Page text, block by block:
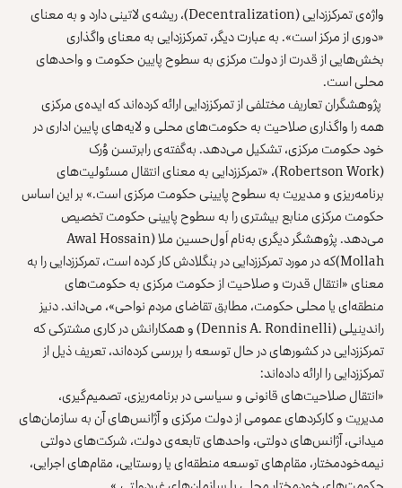
واژه‌ی تمرکززدایی (Decentralization)، ریشه‌ی لاتینی دارد و به معنای
«دوری از مرکز است». به عبارت دیگر، تمرکززدایی به معنای واگذاری
بخش‌هایی از قدرت از دولت مرکزی به سطوح پایین حکومت و واحدهای
محلی است.
پژوهشگران تعاریف مختلفی از تمرکززدایی ارائه کرده‌اند که ایده‌ی مرکزی
همه را واگذاری صلاحیت‌ به‌ حکومت‌های محلی و لایه‌های پایین اداری در
خود حکومت مرکزی، تشکیل می‌دهد. به‌گفته‌ی رابرتسن وُرک
(Robertson Work)، «تمرکززدایی به ‌معنای انتقال مسئولیت‌های
برنامه‌ریزی و مدیریت به‌ سطوح پایینی حکومت مرکزی است.» بر این اساس
حکومت مرکزی منابع بیشتری را به سطوح پایینی حکومت تخصیص
می‌دهد. پژوهشگر دیگری به‌نام اَول‌حسین ملا (Awal Hossain
Mollah)که در مورد تمرکززدایی در بنگلادش کار کرده است، تمرکززدایی را به
معنای «انتقال قدرت و صلاحیت از حکومت مرکزی به حکومت‌های
منطقه‌ای یا محلی حکومت، مطابق تقاضای مردم نواحی»، می‌داند. دنیز
راندینیلی (Dennis A. Rondinelli) و همکارانش در کاری مشترکی که
تمرکززدایی در کشورهای در حال توسعه را بررسی کرده‌اند، تعریف ذیل از
تمرکززدایی را ارائه داده‌اند:
«انتقال صلاحیت‌های قانونی و سیاسی در برنامه‌ریزی، تصمیم‌گیری،
مدیریت و کارکردهای عمومی از دولت مرکزی و آژانس‌های آن به ‌سازمان‌های
میدانی، آژانس‌های دولتی، واحدهای تابعه‌ی دولت، شرکت‌های دولتی
نیمه‌خودمختار، مقام‌های توسعه منطقه‌ای یا روستایی، مقام‌های اجرایی،